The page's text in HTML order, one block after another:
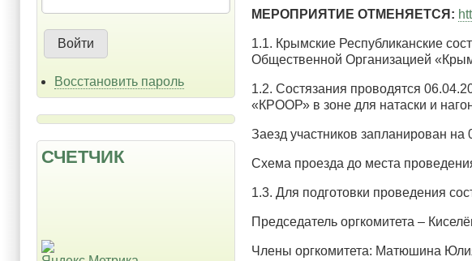
Восстановить пароль
СЧЕТЧИК
МЕРОПРИЯТИЕ ОТМЕНЯЕТСЯ:
1.1. Крымские Республиканские
Общественной Организацией
1.2. Состязания проводятся
«КРООР» в зоне для натаски и
Заезд участников запланирован на
Схема проезда до места
1.3. Для подготовки проведения
Председатель оргкомитета –
Члены оргкомитета: Матюшина